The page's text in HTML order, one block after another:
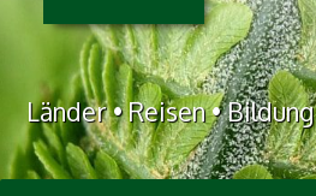
Länder • Reisen • Bildung